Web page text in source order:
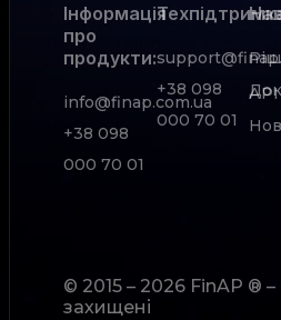
Інформація
про
продукти:
info@finap.com.ua
+38 098
000 70 01
+38 098
000 70 01
АРІ
© 2015 – 2026 FinAP ® –
захищені